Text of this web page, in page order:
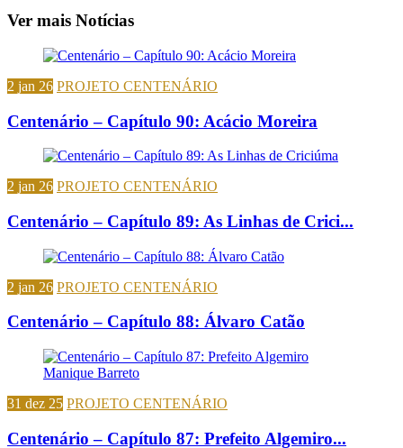
Ver mais Notícias
2 jan 26 PROJETO CENTENÁRIO
Centenário – Capítulo 90: Acácio Moreira
2 jan 26 PROJETO CENTENÁRIO
Centenário – Capítulo 89: As Linhas de Crici...
2 jan 26 PROJETO CENTENÁRIO
Centenário – Capítulo 88: Álvaro Catão
31 dez 25 PROJETO CENTENÁRIO
Centenário – Capítulo 87: Prefeito Algemiro...